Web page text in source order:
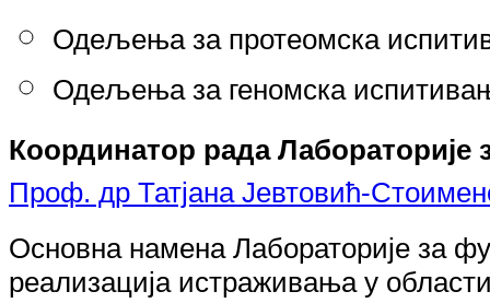
Одељења за протеомска
Одељења за геномска
Координатор рада
Проф. др Татјана Јевтовић-
Основна намена Лабораторије за
реализација истраживања у